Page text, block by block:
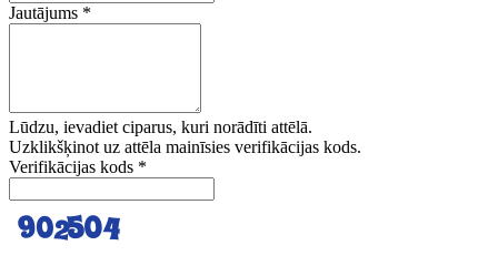
Jautājums *
Lūdzu, ievadiet ciparus, kuri norādīti attēlā.
Uzklikšķinot uz attēla mainīsies verifikācijas kods.
Verifikācijas kods *